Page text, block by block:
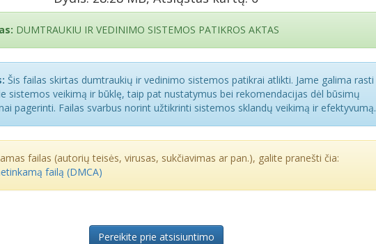
DUMTRAUKIU IR VEDINIMO SISTEMOS PATIKROS AKTAS
Šis failas skirtas dumtraukių ir vedinimo sistemos patikrai atlikti. Jame galima rasti
sistemos veikimą ir būklę, taip pat nustatymus bei rekomendacijas dėl būsimų
pagerinti. Failas svarbus norint užtikrinti sistemos sklandų veikimą ir efektyvumą.
failas (autorių teisės, virusas, sukčiavimas ar pan.), galite pranešti čia:
failą (DMCA)
Pereikite prie atsisiuntimo